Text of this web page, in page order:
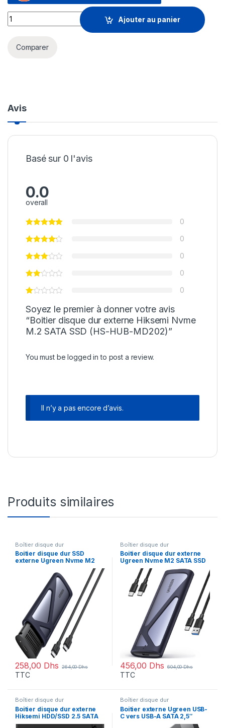
Boitier disque dur externe Hiksemi Nvme M.2 SATA SSD
Ajouter au panier
Comparer
Avis
Basé sur 0 l'avis
0.0
overall
0
0
0
0
0
Soyez le premier à donner votre avis
“Boitier disque dur externe Hiksemi Nvme
M.2 SATA SSD (HS-HUB-MD202)”
You must belogged in to post a review.
Il n’y a pas encore d’avis.
Produits similaires
Boîtier disque dur
Boitier disque dur SSD
externe Ugreen Nvme M2
258,00 Dhs 264,00Dhs
TTC
Boîtier disque dur
Boitier disque dur externe
Ugreen Nvme M2 SATA SSD
(90264)
456,00 Dhs 604,00Dhs
TTC
Boîtier disque dur
Boitier disque dur externe
Hiksemi HDD/SSD 2.5 SATA
(HS-HUB-MHC201)
Boîtier disque dur
Boitier externe Ugreen USB-
C vers USB-A SATA 2,5″